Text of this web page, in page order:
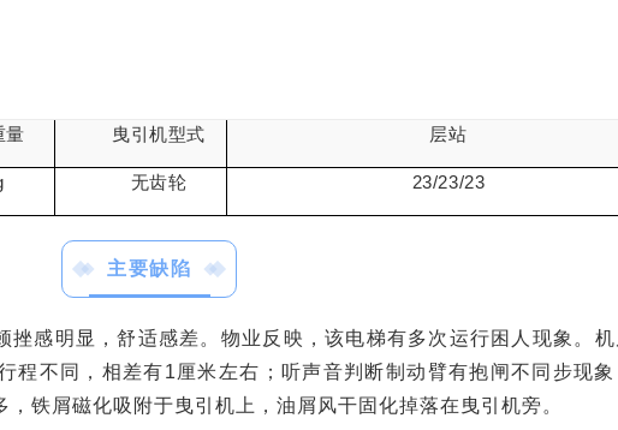
量 曳引机型式 层站
无齿轮 23/23/23
主要缺陷
挫感明显，舒适感差。物业反映，该电梯有多次运行困人现象。
程不同，相差有1厘米左右；听声音判断制动臂有抱闸不同步现
铁屑磁化吸附于曳引机上，油屑风干固化掉落在曳引机旁。